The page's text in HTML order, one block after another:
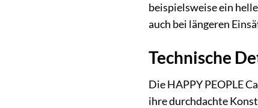
beispielsweise ein
auch bei längeren
Technische
Die HAPPY PEOPLE
ihre durchdachte